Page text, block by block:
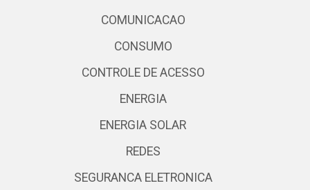
COMUNICACAO
CONSUMO
CONTROLE DE ACESSO
ENERGIA
ENERGIA SOLAR
REDES
SEGURANCA ELETRONICA